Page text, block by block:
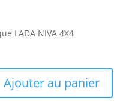
LADA NIVA 4X4
Ajouter au panier